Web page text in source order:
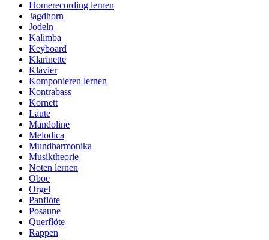
Homerecording lernen
Jagdhorn
Jodeln
Kalimba
Keyboard
Klarinette
Klavier
Komponieren lernen
Kontrabass
Kornett
Laute
Mandoline
Melodica
Mundharmonika
Musiktheorie
Noten lernen
Oboe
Orgel
Panflöte
Posaune
Querflöte
Rappen